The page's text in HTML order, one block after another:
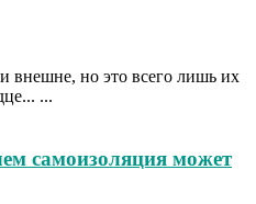
внешне, но это всего лишь их
...
самоизоляция может